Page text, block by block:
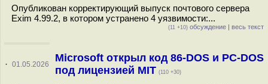
Опубликован корректирующий выпуск почтового сервера
Exim 4.99.2, в котором устранено 4 уязвимости:...
(11 +10) обсуждение | весь текст
· 01.05.2026
Microsoft открыл код 86-DOS и PC-DOS
под лицензией MIT (110 +30)